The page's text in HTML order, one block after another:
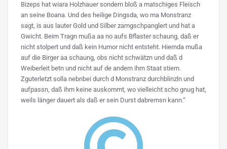
Bizeps hat wiara Holzhauer sondern bloß a matschiges Fleisch
an seine Boana. Und des heilige Dingsda, wo ma Monstranz
sagt, is aus lauter Gold und Silber zamgschpanglert und hat a
Gwicht. Beim Tragn mußa aa no aufs Bflaster schaung, daß er
nicht stolpert und daß kein Humor nicht entsteht. Hiernda mußa
auf die Birger aa schaung, obs nicht schwätzn und daß d
Weiberleit betn und nicht auf de andern ihrn Staat stiern.
Zguterletzt solla nebnbei durch d Monstranz durchblinzln und
aufpassn, daß ihm keine auskommt, wo vielleicht scho gnug hat,
weils länger dauert als daß er sein Durst dabremsn kann.“